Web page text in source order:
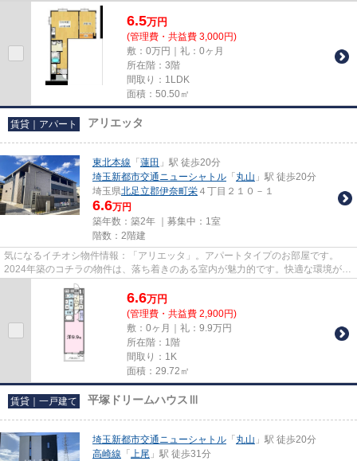
6.5万円
(管理費・共益費 3,000円)
敷：0万円｜礼：0ヶ月
所在階：3階
間取り：1LDK
面積：50.50㎡
賃貸｜アパート アリエッタ
東北本線 「 蓮田 」駅 徒歩20分
埼玉新都市交通ニューシャトル 「 丸山 」駅 徒歩20分
埼玉県北足立郡伊奈町栄 ４丁目２１０－１
6.6万円
築年数：築2年 ｜募集中： 1室
階数：2階建
気になるイチオシ物件情報：「アリエッタ」。アパートタイプのお部屋です。
2024年築のコチラの物件は、落ち着きのある室内が魅力的です。快適な環境があ
れば日々の生活も充実してきま...
6.6万円
(管理費・共益費 2,900円)
敷：0ヶ月｜礼：9.9万円
所在階：1階
間取り：1K
面積：29.72㎡
賃貸｜一戸建て 平塚ドリームハウスⅢ
埼玉新都市交通ニューシャトル 「 丸山 」駅 徒歩20分
高崎線 「 上尾 」駅 徒歩31分